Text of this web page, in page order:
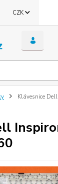
CZK
Klávesnice